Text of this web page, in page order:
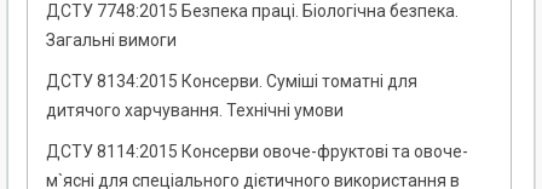
ДСТУ 7748:2015 Безпека праці. Біологічна безпека.
Загальні вимоги
ДСТУ 8134:2015 Консерви. Суміші томатні для
дитячого харчування. Технічні умови
ДСТУ 8114:2015 Консерви овоче-фруктові та овоче-
м`ясні для спеціального дієтичного використання в